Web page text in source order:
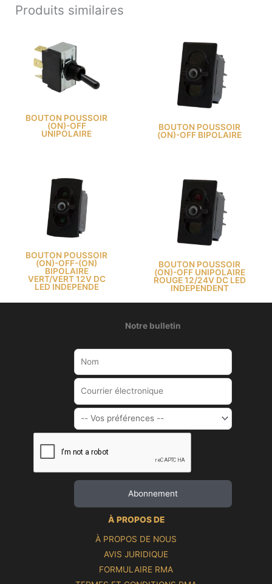
Produits similaires
BOUTON POUSSOIR
(ON)-OFF
UNIPOLAIRE
BOUTON POUSSOIR
(ON)-OFF BIPOLAIRE
BOUTON POUSSOIR
(ON)-OFF-(ON)
BIPOLAIRE
VERT/VERT 12V DC
LED INDEPENDE
BOUTON POUSSOIR
(ON)-OFF UNIPOLAIRE
ROUGE 12/24V DC LED
INDEPENDENT
Notre bulletin
À PROPOS DE
À PROPOS DE NOUS
AVIS JURIDIQUE
FORMULAIRE RMA